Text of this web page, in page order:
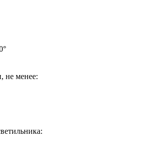
не менее: